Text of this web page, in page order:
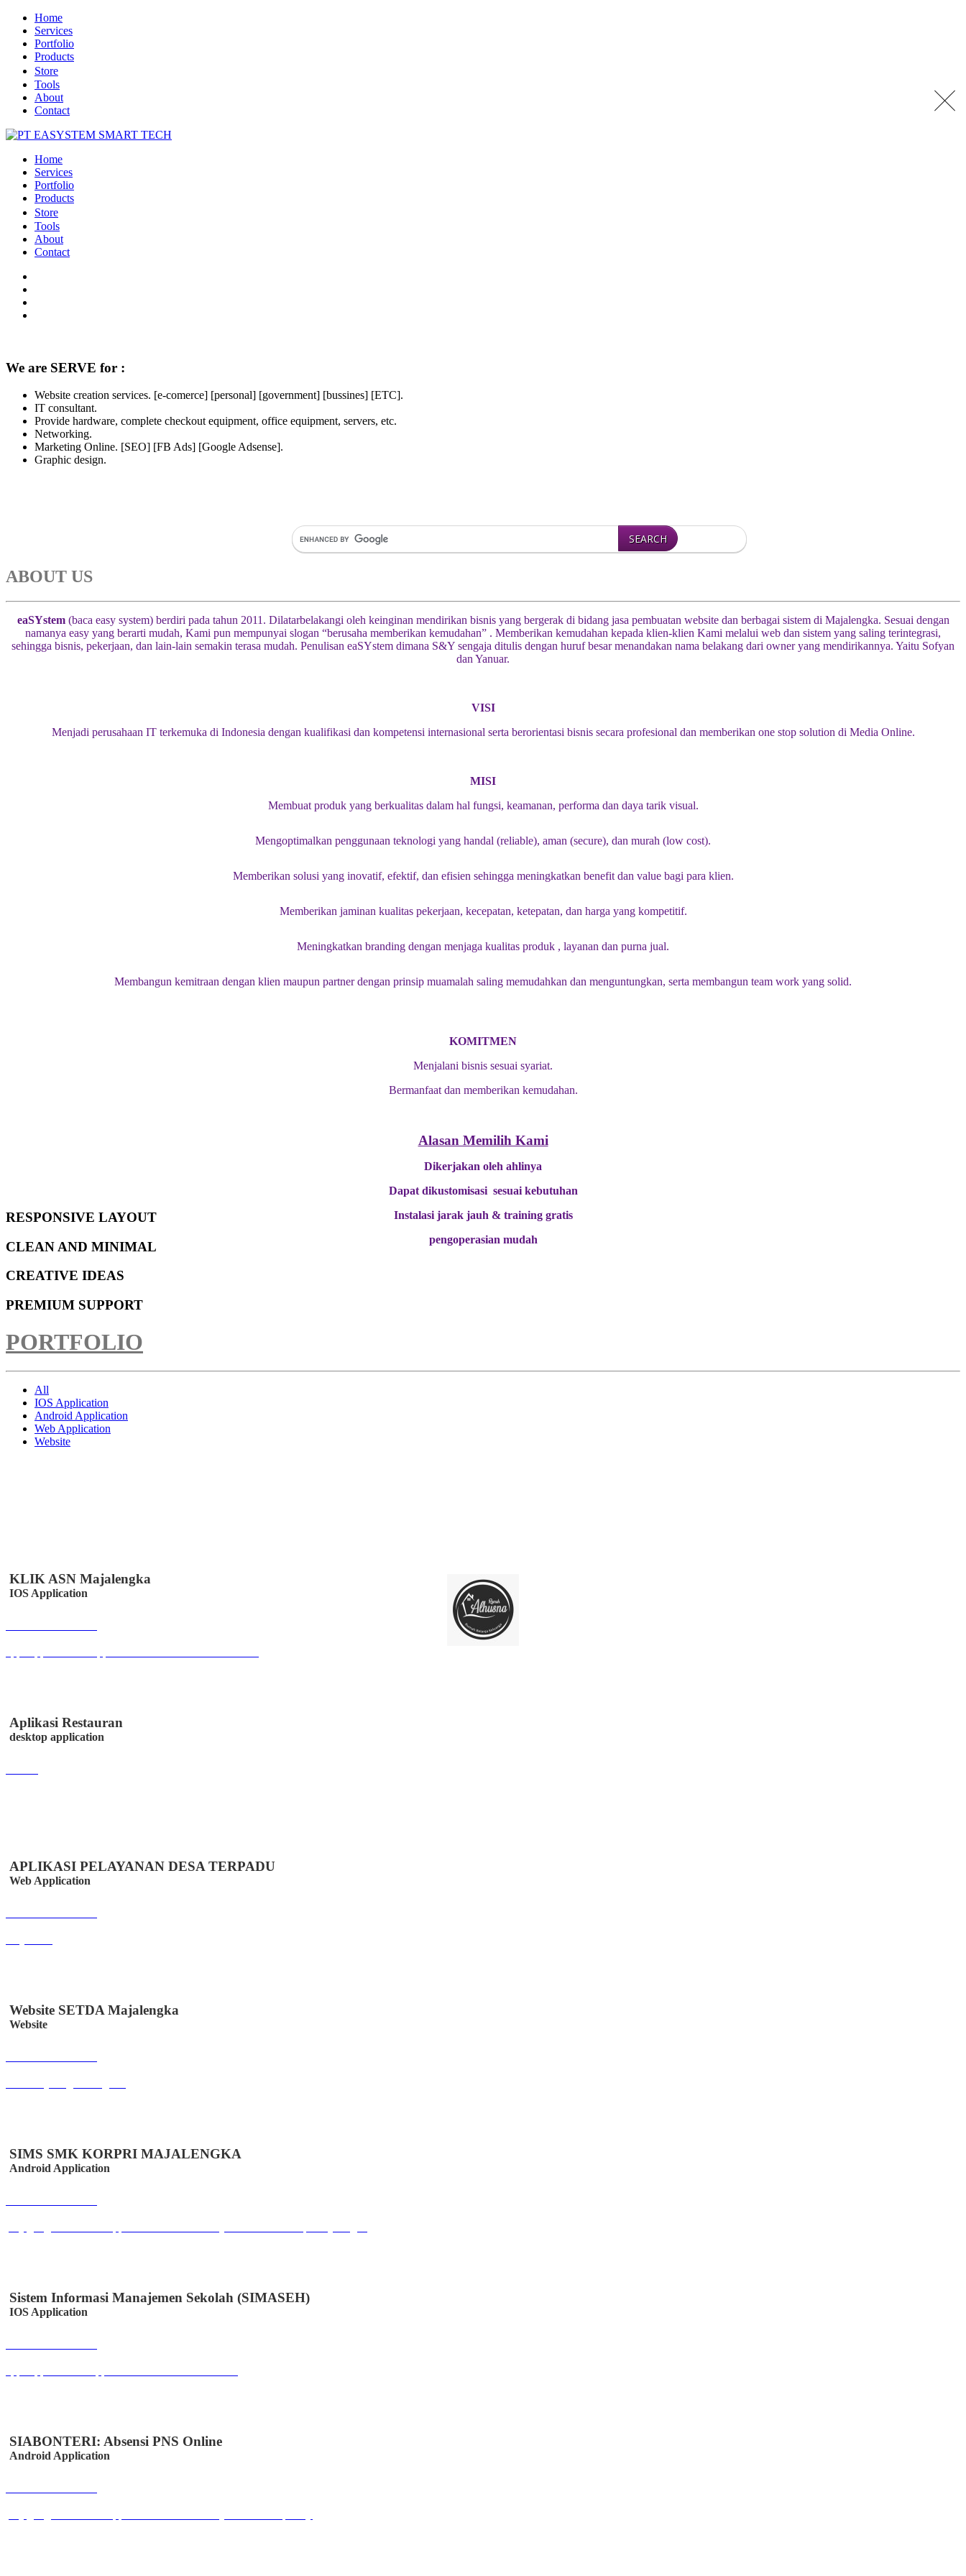
Home
Services
Portfolio
Products
Store
Tools
About
Contact
Home
Services
Portfolio
Products
Store
Tools
About
Contact
We are SERVE for :
Website creation services. [e-comerce] [personal] [government] [bussines] [ETC].
IT consultant.
Provide hardware, complete checkout equipment, office equipment, servers, etc.
Networking.
Marketing Online. [SEO] [FB Ads] [Google Adsense].
Graphic design.
ABOUT US
eaSYstem(baca easy system) berdiri pada tahun 2011. Dilatarbelakangi oleh keinginan mendirikan bisnis yang bergerak di bidang jasa pembuatan website dan berbagai sistem di Majalengka. Sesuai dengan
namanya easy yang berarti mudah, Kami pun mempunyai slogan “berusaha memberikan kemudahan” . Memberikan kemudahan kepada klien-klien Kami melalui web dan sistem yang saling terintegrasi,
sehingga bisnis, pekerjaan, dan lain-lain semakin terasa mudah. Penulisan eaSYstem dimana S&Y sengaja ditulis dengan huruf besar menandakan nama belakang dari owner yang mendirikannya. Yaitu Sofyan
dan Yanuar.
VISI
Menjadi perusahaan IT terkemuka di Indonesia dengan kualifikasi dan kompetensi internasional serta berorientasi bisnis secara profesional dan memberikan one stop solution di Media Online.
MISI
Membuat produk yang berkualitas dalam hal fungsi, keamanan, performa dan daya tarik visual.
Mengoptimalkan penggunaan teknologi yang handal (reliable), aman (secure), dan murah (low cost).
Memberikan solusi yang inovatif, efektif, dan efisien sehingga meningkatkan benefit dan value bagi para klien.
Memberikan jaminan kualitas pekerjaan, kecepatan, ketepatan, dan harga yang kompetitif.
Meningkatkan branding dengan menjaga kualitas produk , layanan dan purna jual.
Membangun kemitraan dengan klien maupun partner dengan prinsip muamalah saling memudahkan dan menguntungkan, serta membangun team work yang solid.
KOMITMEN
Menjalani bisnis sesuai syariat.
Bermanfaat dan memberikan kemudahan.
Alasan Memilih Kami
Dikerjakan oleh ahlinya
Dapat dikustomisasi sesuai kebutuhan
Instalasi jarak jauh & training gratis
pengoperasian mudah
RESPONSIVE LAYOUT
CLEAN AND MINIMAL
CREATIVE IDEAS
PREMIUM SUPPORT
PORTFOLIO
All
IOS Application
Android Application
Web Application
Website
KLIK ASN Majalengka
IOS Application
Aplikasi Restauran
desktop application
APLIKASI PELAYANAN DESA TERPADU
Web Application
Website SETDA Majalengka
Website
SIMS SMK KORPRI MAJALENGKA
Android Application
Sistem Informasi Manajemen Sekolah (SIMASEH)
IOS Application
SIABONTERI: Absensi PNS Online
Android Application